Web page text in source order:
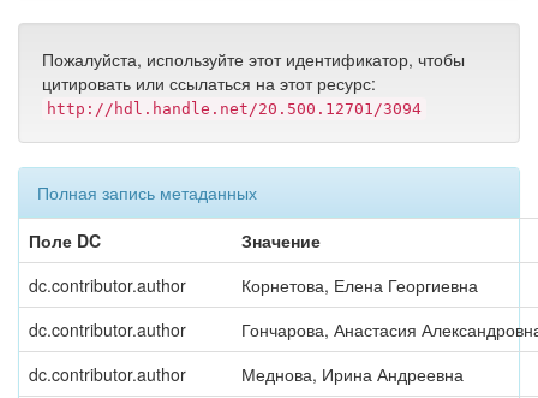
Пожалуйста, используйте этот идентификатор, чтобы
цитировать или ссылаться на этот ресурс:
http://hdl.handle.net/20.500.12701/3094
Полная запись метаданных
Поле DC
Значение
dc.contributor.author
Корнетова, Елена Георгиевна
dc.contributor.author
Гончарова, Анастасия
dc.contributor.author
Меднова, Ирина Андреевна